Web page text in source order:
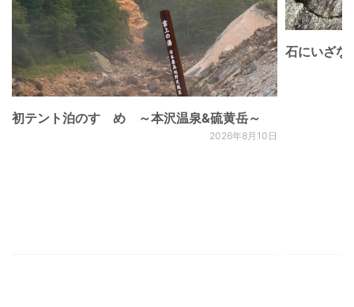
初テント泊のすゝめ ～本沢温泉&硫黄岳～
2026年8月10日
石にいざな